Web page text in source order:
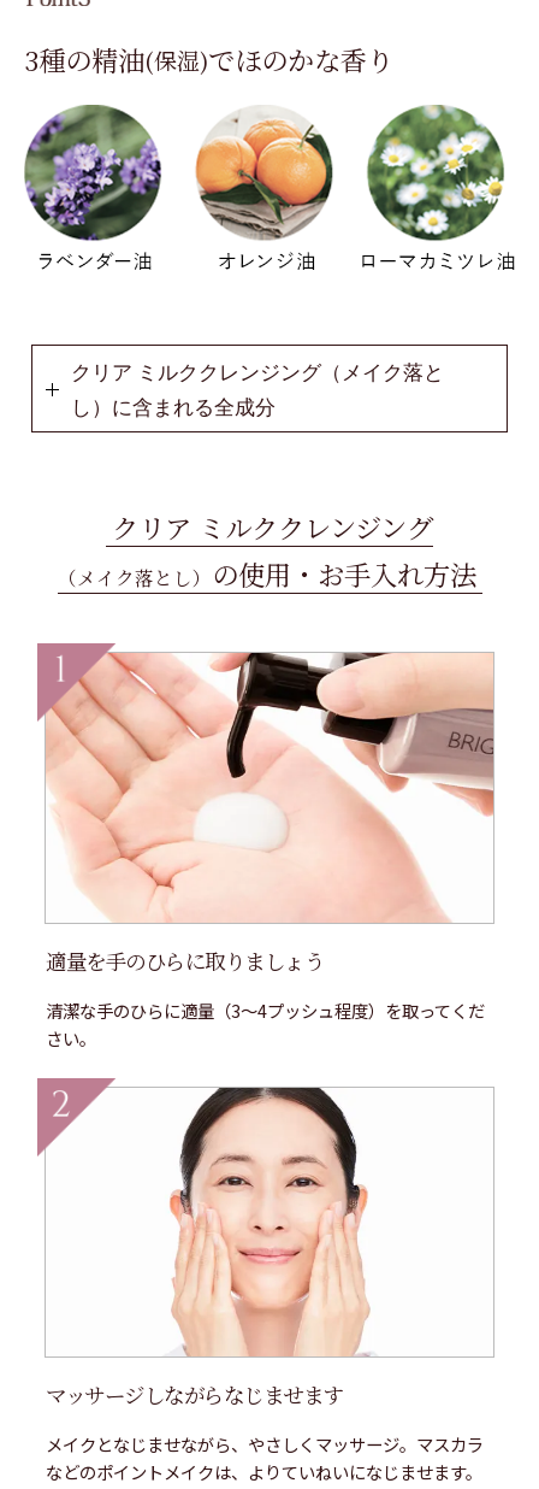
3種の精油(保湿)でほのかな香り
クリア ミルククレンジング（メイク落と
し） に含まれる全成分
クリア ミルククレンジング
（メイク落とし） の使用・お手入れ方法
適量を手のひらに取りましょう
清潔な手のひらに適量（3～4プッシュ程度）を取ってくだ
さい。
マッサージしながらなじませます
メイクとなじませながら、やさしくマッサージ。マスカラ
などのポイントメイクは、よりていねいになじませます。